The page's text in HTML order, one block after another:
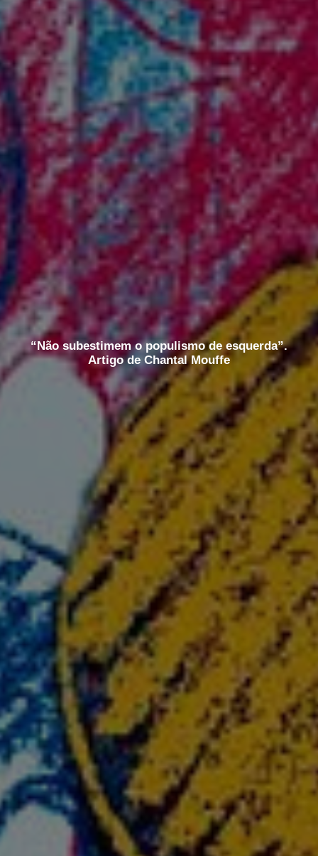
“Não subestimem o populismo de esquerda”.
Artigo de Chantal Mouffe